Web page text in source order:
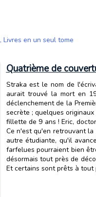
, Livres en un seul tome
Quatrième de
Straka est le nom de
aurait trouvé la mort en
déclenchement de la
secrète ; quelques
fillette de 9 ans ! Eric,
Ce n'est qu'en retrouvant la
autre étudiante, qu'il
farfelues pourraient bien
désormais tout près de
Et certains sont prêts à tout